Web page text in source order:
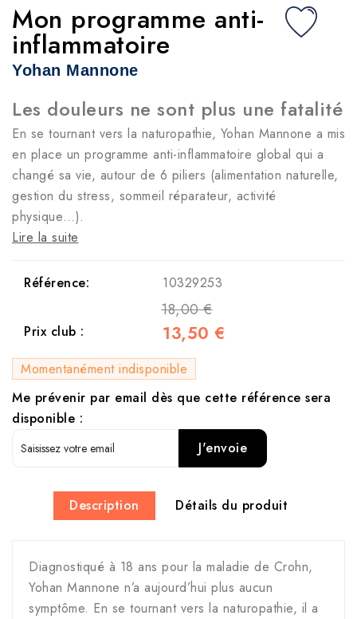
Mon programme anti-
inflammatoire
Yohan Mannone
Les douleurs ne sont plus une fatalité
En se tournant vers la naturopathie, Yohan Mannone a mis
en place un programme anti-inflammatoire global qui a
changé sa vie, autour de 6 piliers (alimentation naturelle,
gestion du stress, sommeil réparateur, activité
physique…).
Lire la suite
Référence: 10329253
18,00 €
Prix club : 13,50 €
Momentanément indisponible
Me prévenir par email dès que cette référence sera
disponible :
J'envoie
Description Détails du produit
Diagnostiqué à 18 ans pour la maladie de Crohn,
Yohan Mannone n’a aujourd’hui plus aucun
symptôme. En se tournant vers la naturopathie, il a